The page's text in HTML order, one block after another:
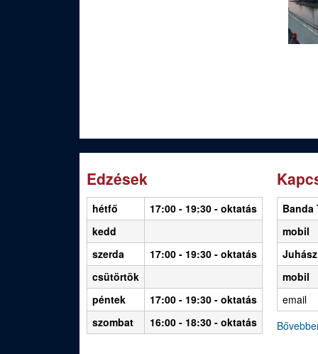
a
a
k
Edzések
hétfő 17:00 - 19:30 - oktatás
kedd
szerda
17:00 - 19:30 - oktatás
csütörtök
péntek
17:00 - 19:30 - oktatás
szombat
16:00 - 18:30 - oktatás
Banda
mobil
mobil
email